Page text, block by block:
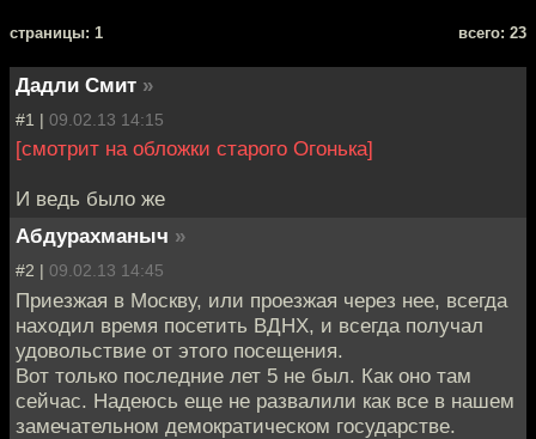
cтраницы: 1 всего: 23
Дадли Смит »
#1 | 09.02.13 14:15
[смотрит на обложки старого Огонька]
И ведь было же
Абдурахманыч »
#2 | 09.02.13 14:45
Приезжая в Москву, или проезжая через нее, всегда
находил время посетить ВДНХ, и всегда получал
удовольствие от этого посещения.
Вот только последние лет 5 не был. Как оно там
сейчас. Надеюсь еще не развалили как все в нашем
замечательном демократическом государстве.